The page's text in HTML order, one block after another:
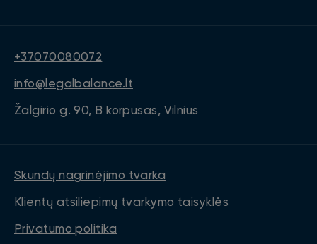
+37070080072
info@legalbalance.lt
Žalgirio g. 90, B korpusas, Vilnius
Skundų nagrinėjimo tvarka
Klientų atsiliepimų tvarkymo taisyklės
Privatumo politika